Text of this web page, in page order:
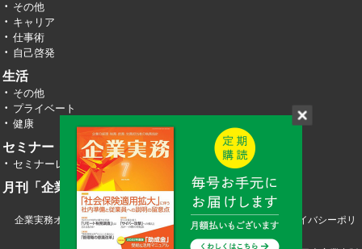
その他
キャリア
仕事術
自己啓発
生活
その他
プライベート
健康
セミナー・イベント
セミナーレポート
月刊「企業実務」
企業実務オンライン TOP 運営会社 お問い合わせ
プライバシーポリ